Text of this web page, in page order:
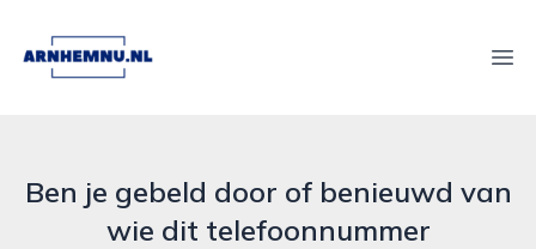
arnhemnu.nl
Ben je gebeld door of benieuwd van
wie dit telefoonnummer